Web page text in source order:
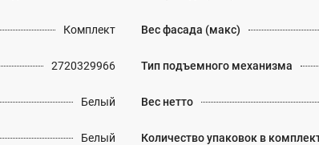
Комплект
2720329966
Белый
Белый
Вес фасада (макс)
Тип подъемного механизма
Вес нетто
Количество упаковок в